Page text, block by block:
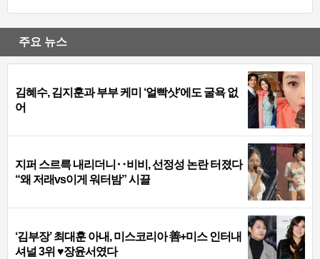
주요 뉴스
김혜수, 김지훈과 부부 케미 ‘얼빡샷’에도 굴욕 없
어
지퍼 스르륵 내리더니‥비비, 선정성 논란 터졌다
“왜 저래vs이게 워터밤” 시끌
‘김부장’ 최대훈 아내, 미스코리아 善+미스 인터내
셔널 3위 ♥장윤서였다